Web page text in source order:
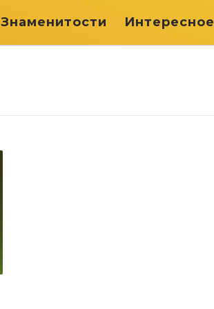
Знаменитости Интересное